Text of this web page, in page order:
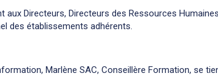
aux Directeurs, Directeurs des Ressources
des établissements adhérents.
Marlène SAC, Conseillère Formation, se